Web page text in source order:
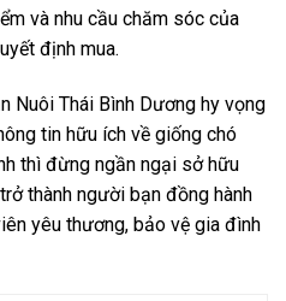
và nhu cầu chăm sóc của
định mua.
Nuôi Thái Bình Dương hy vọng
tin hữu ích về giống chó
thì đừng ngần ngại sở hữu
thành người bạn đồng hành
yêu thương, bảo vệ gia đình